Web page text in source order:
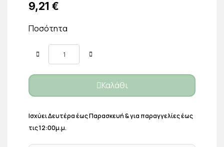
9,21 €
Ποσότητα
Καλάθι
Ισχύει Δευτέρα έως Παρασκευή & για παραγγελίες έως
τις 12:00μ.μ.